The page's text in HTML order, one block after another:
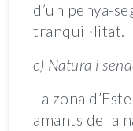
d’un penya-
tranquil·litat.
c) Natura i
La zona
amants de la